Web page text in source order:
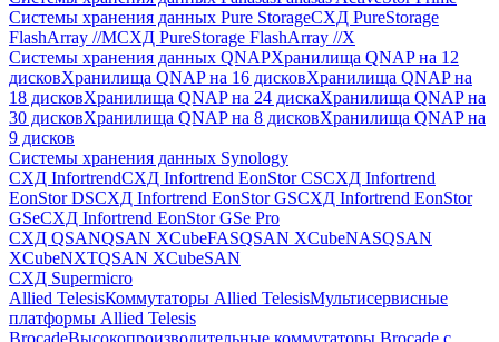
Системы хранения данных Pure StorageСХД PureStorage
FlashArray //MСХД PureStorage FlashArray //X
Системы хранения данных QNAPХранилища QNAP на 12
дисковХранилища QNAP на 16 дисковХранилища QNAP на
18 дисковХранилища QNAP на 24 дискаХранилища QNAP на
30 дисковХранилища QNAP на 8 дисковХранилища QNAP на
9 дисков
Системы хранения данных Synology
СХД InfortrendСХД Infortrend EonStor CSСХД Infortrend
EonStor DSСХД Infortrend EonStor GSСХД Infortrend EonStor
GSeСХД Infortrend EonStor GSe Pro
СХД QSANQSAN XCubeFASQSAN XCubeNASQSAN
XCubeNXTQSAN XCubeSAN
СХД Supermicro
Allied TelesisКоммутаторы Allied TelesisМультисервисные
платформы Allied Telesis
BrocadeВысокопроизводительные коммутаторы Brocade с